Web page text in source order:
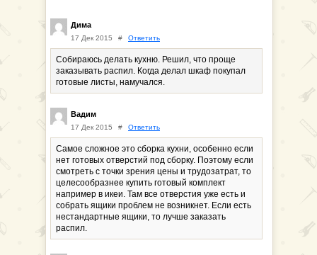
Дима
17 Дек 2015 # Ответить
Собираюсь делать кухню. Решил, что проще
заказывать распил. Когда делал шкаф покупал
готовые листы, намучался.
Вадим
17 Дек 2015 # Ответить
Самое сложное это сборка кухни, особенно если
нет готовых отверстий под сборку. Поэтому если
смотреть с точки зрения цены и трудозатрат, то
целесообразнее купить готовый комплект
например в икеи. Там все отверстия уже есть и
собрать ящики проблем не возникнет. Если есть
нестандартные ящики, то лучше заказать
распил.